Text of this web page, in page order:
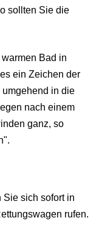
sollten Sie die
Bad in
ein Zeichen der
in die
nach einem
ganz, so
Sie sich sofort in
rufen.